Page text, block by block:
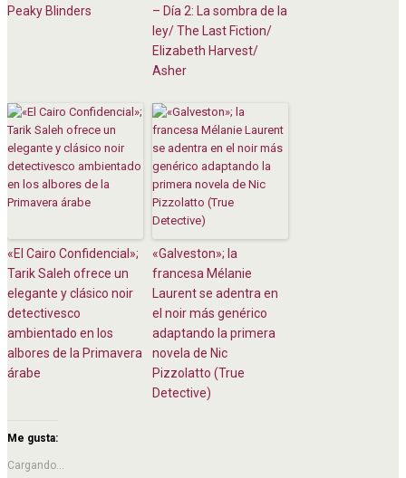
Peaky Blinders
– Día 2: La sombra de la
ley/ The Last Fiction/
Elizabeth Harvest/
Asher
«El Cairo Confidencial»;
Tarik Saleh ofrece un
elegante y clásico noir
detectivesco
ambientado en los
albores de la Primavera
árabe
«Galveston»; la
francesa Mélanie
Laurent se adentra en
el noir más genérico
adaptando la primera
novela de Nic
Pizzolatto (True
Detective)
Me gusta:
Cargando...